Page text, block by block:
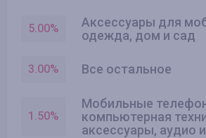
5.00%
Аксессуары для
одежда, дом и сад
3.00% Все остальное
1.50%
Мобильные
компьютерная
аксессуары, аудио